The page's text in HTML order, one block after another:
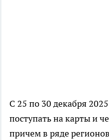
С 25 по 30 декабря
поступать на карты и
причем в ряде